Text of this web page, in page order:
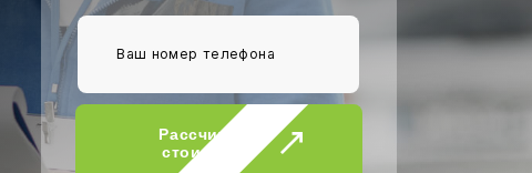
Рассчитать
стоимость